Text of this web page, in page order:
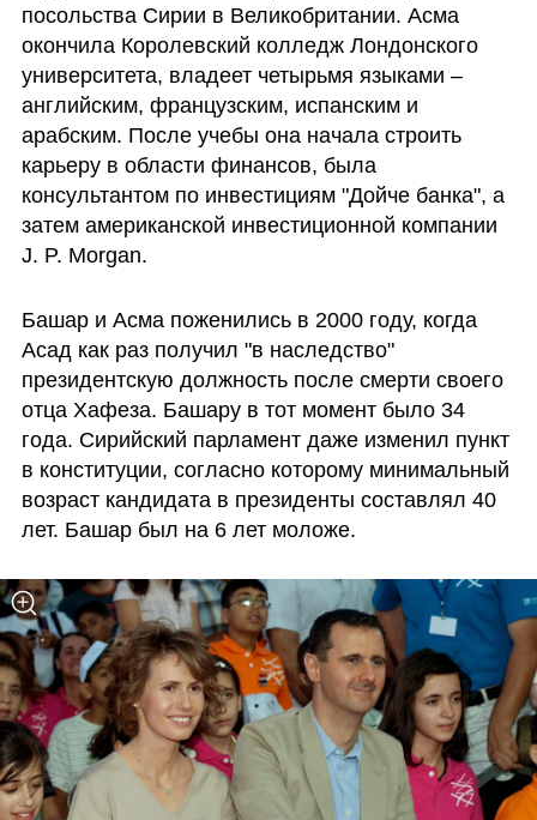
посольства Сирии в Великобритании. Асма
окончила Королевский колледж Лондонского
университета, владеет четырьмя языками –
английским, французским, испанским и
арабским. После учебы она начала строить
карьеру в области финансов, была
консультантом по инвестициям "Дойче банка", а
затем американской инвестиционной компании
J. P. Morgan.
Башар и Асма поженились в 2000 году, когда
Асад как раз получил "в наследство"
президентскую должность после смерти своего
отца Хафеза. Башару в тот момент было 34
года. Сирийский парламент даже изменил пункт
в конституции, согласно которому минимальный
возраст кандидата в президенты составлял 40
лет. Башар был на 6 лет моложе.